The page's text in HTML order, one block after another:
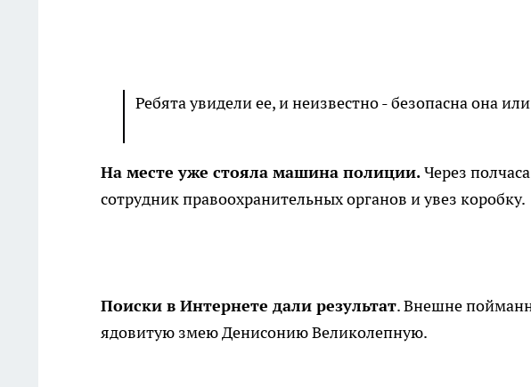
Ребята увидели ее, и неизвестно - безопасна она
На месте уже стояла машина полиции.Через
сотрудник правоохранительных органов и увез коробку.
Поиски в Интернете дали результат. Внешне
ядовитую змею Денисонию Великолепную.